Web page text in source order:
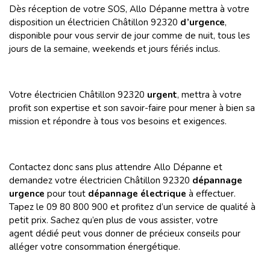
Dès réception de votre SOS, Allo Dépanne mettra à votre
disposition un électricien Châtillon 92320 d’urgence,
disponible pour vous servir de jour comme de nuit, tous les
jours de la semaine, weekends et jours fériés inclus.
Votre électricien Châtillon 92320 urgent, mettra à votre
profit son expertise et son savoir-faire pour mener à bien sa
mission et répondre à tous vos besoins et exigences.
Contactez donc sans plus attendre Allo Dépanne et
demandez votre électricien Châtillon 92320 dépannage
urgence pour tout dépannage électrique à effectuer.
Tapez le 09 80 800 900 et profitez d’un service de qualité à
petit prix. Sachez qu’en plus de vous assister, votre
agent dédié peut vous donner de précieux conseils pour
alléger votre consommation énergétique.